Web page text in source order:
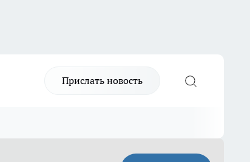
Прислать новость